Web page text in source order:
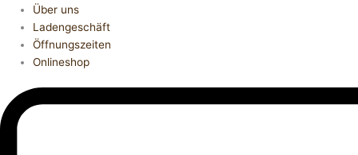
Über uns
Ladengeschäft
Öffnungszeiten
Onlineshop